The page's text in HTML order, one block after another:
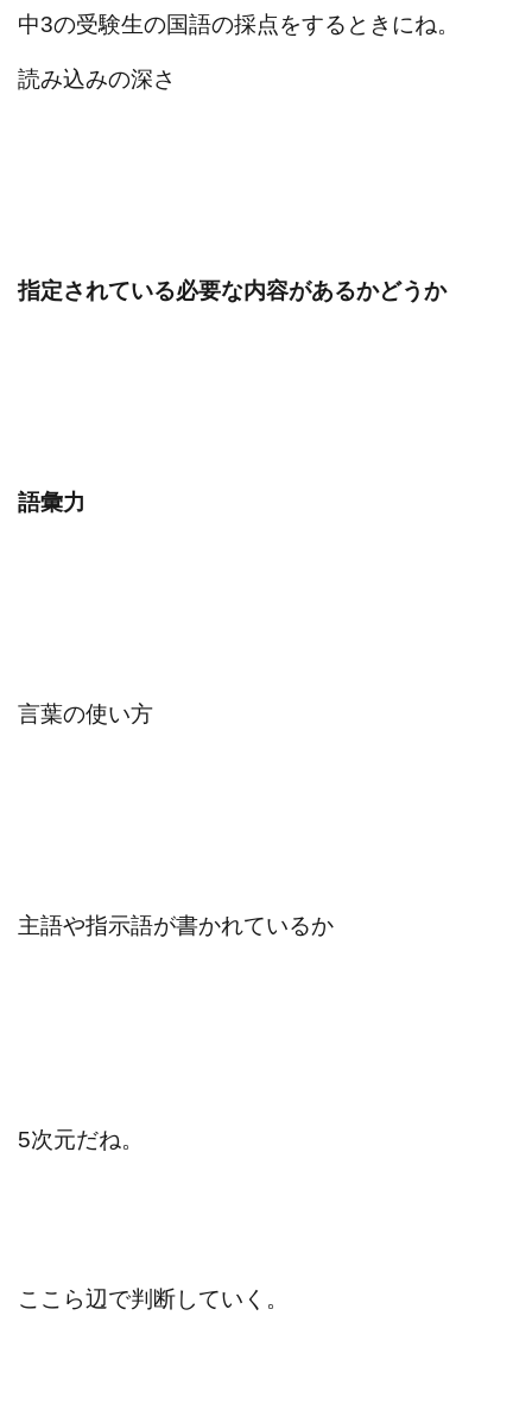
中3の受験生の国語の採点をするときにね。
読み込みの深さ
指定されている必要な内容があるかどうか
語彙力
言葉の使い方
主語や指示語が書かれているか
5次元だね。
ここら辺で判断していく。